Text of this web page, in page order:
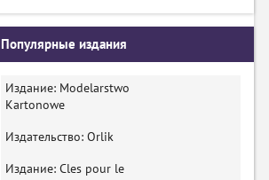
Популярные издания
Издание: Modelarstwo
Kartonowe
Издательство: Orlik
Издание: Cles pour le